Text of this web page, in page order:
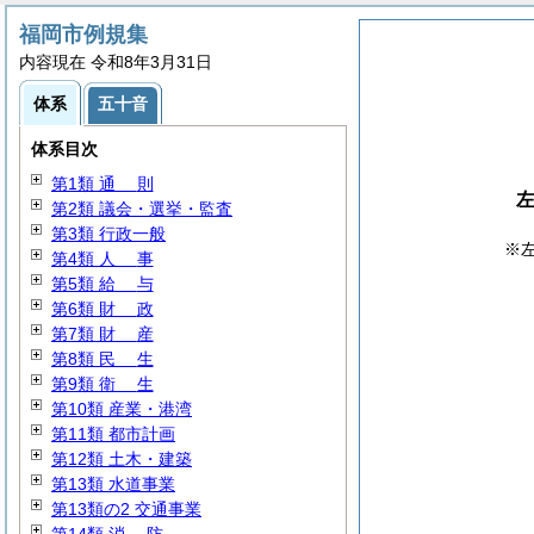
※
福岡市例規集
内容現在 令和8年3月31日
体系 五十音
体系目次
第1類 通 則
第2類 議会・選挙・監査
第3類 行政一般
第4類 人 事
第5類 給 与
第6類 財 政
第7類 財 産
第8類 民 生
第9類 衛 生
第10類 産業・港湾
第11類 都市計画
第12類 土木・建築
第13類 水道事業
第13類の2 交通事業